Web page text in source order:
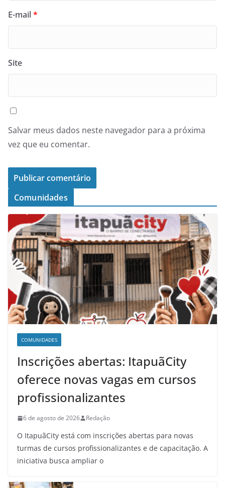
E-mail*
Site
Salvar meus dados neste navegador para a próxima
vez que eu comentar.
Comunidades
COMUNIDADES
Inscrições abertas: ItapuãCity
oferece novas vagas em cursos
profissionalizantes
6 de agosto de 2026 Redação
O ItapuãCity está com inscrições abertas para novas
turmas de cursos profissionalizantes e de capacitação. A
iniciativa busca ampliar o